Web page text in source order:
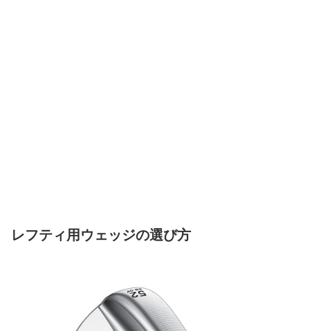
レフティ用ウェッジの選び方